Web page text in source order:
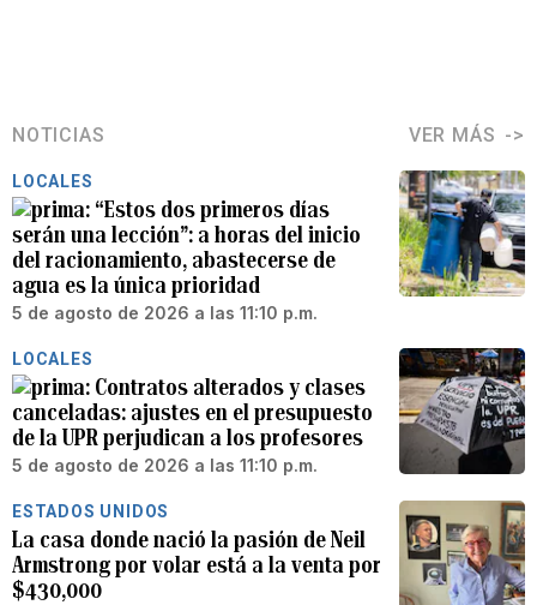
NOTICIAS VER MÁS
LOCALES
“Estos dos primeros días
serán una lección”: a horas del inicio
del racionamiento, abastecerse de
agua es la única prioridad
5 de agosto de 2026 a las 11:10 p.m.
LOCALES
Contratos alterados y clases
canceladas: ajustes en el presupuesto
de la UPR perjudican a los profesores
5 de agosto de 2026 a las 11:10 p.m.
ESTADOS UNIDOS
La casa donde nació la pasión de Neil
Armstrong por volar está a la venta por
$430,000